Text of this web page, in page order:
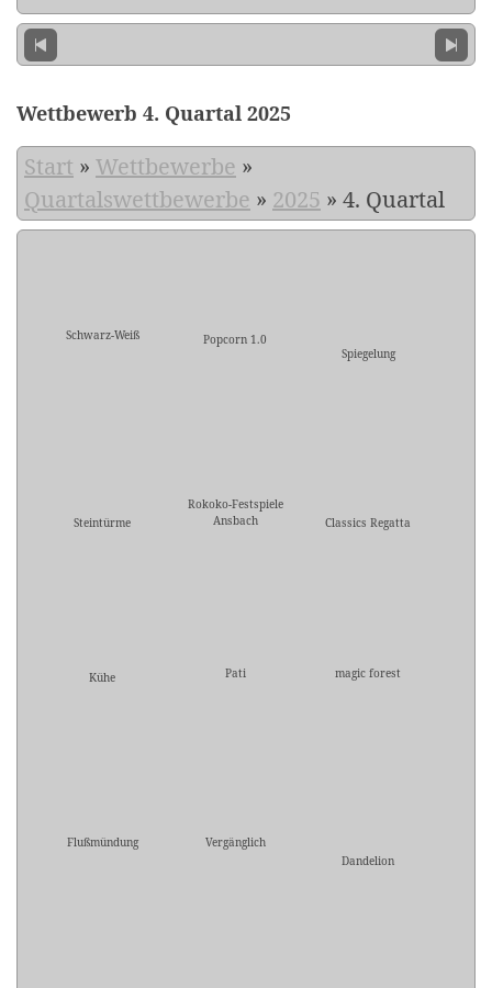
Wettbewerb 4. Quartal 2025
Start » Wettbewerbe »
Quartalswettbewerbe » 2025 » 4. Quartal
Schwarz-Weiß
Popcorn 1.0
Spiegelung
Steintürme
Rokoko-Festspiele
Ansbach
Classics Regatta
Kühe Pati magic forest
Flußmündung
Vergänglich
Dandelion